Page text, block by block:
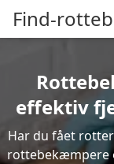
Find-
effektiv
Har du fået
rottebekæmpere